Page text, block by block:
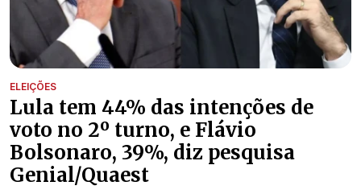
ELEIÇÕES
Lula tem 44% das intenções de
voto no 2º turno, e Flávio
Bolsonaro, 39%, diz pesquisa
Genial/Quaest